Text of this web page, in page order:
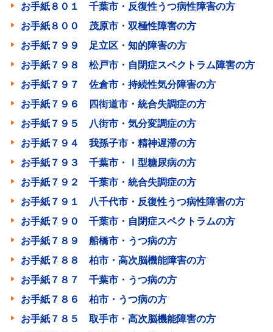
お手紙８０１ 千葉市・反復性うつ病性障害の方
お手紙８００ 茂原市・双極性障害の方
お手紙７９９ 足立区・知的障害の方
お手紙７９８ 松戸市・自閉症スペクトラム障害の方
お手紙７９７ 佐倉市・持続性気分障害の方
お手紙７９６ 四街道市・統合失調症の方
お手紙７９５ 八街市・気分変調症の方
お手紙７９４ 我孫子市・精神遅滞の方
お手紙７９３ 千葉市・Ⅰ型糖尿病の方
お手紙７９２ 千葉市・統合失調症の方
お手紙７９１ 八千代市・反復性うつ病性障害の方
お手紙７９０ 千葉市・自閉症スペクトラムの方
お手紙７８９ 船橋市・うつ病の方
お手紙７８８ 柏市・高次脳機能障害の方
お手紙７８７ 千葉市・うつ病の方
お手紙７８６ 柏市・うつ病の方
お手紙７８５ 取手市・高次脳機能障害の方